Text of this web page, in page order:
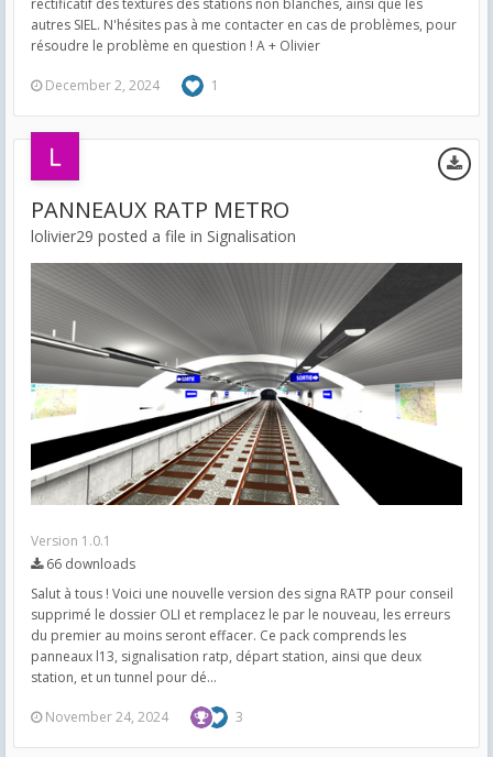
autres SIEL. N'hésites pas à me contacter en cas de problèmes, pour
résoudre le problème en question ! A + Olivier
December 2, 2024 1
PANNEAUX RATP METRO
lolivier29 posted a file in Signalisation
Version 1.0.1
66 downloads
Salut à tous ! Voici une nouvelle version des signa RATP pour conseil
supprimé le dossier OLI et remplacez le par le nouveau, les erreurs
du premier au moins seront effacer. Ce pack comprends les
panneaux l13, signalisation ratp, départ station, ainsi que deux
station, et un tunnel pour dé...
November 24, 2024 3